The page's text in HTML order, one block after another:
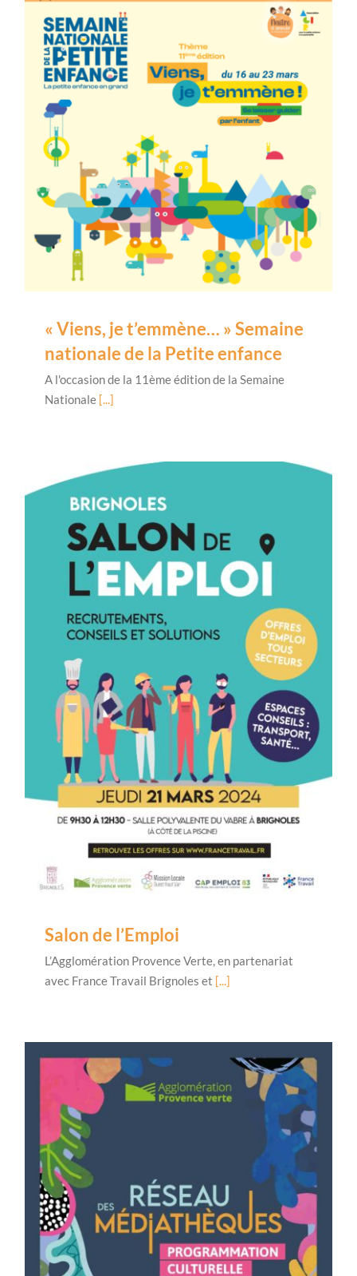
« Viens, je t’emmène… » Semaine
nationale de la Petite enfance
A l'occasion de la 11ème édition de la Semaine
Nationale [...]
Salon de l’Emploi
L’Agglomération Provence Verte, en partenariat
avec France Travail Brignoles et [...]